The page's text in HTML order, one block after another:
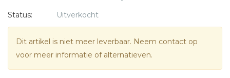
hartverwarmende Indiase curry's, je even in Frankrijk wanen
met een feestelijke buitenlunch... Heus, met De vrolijke
tafel is het voortaan allemaal een fluitje van een cent!
Status:
Uitverkocht
Dit artikel is niet meer leverbaar. Neem contact op
voor meer informatie of alternatieven.